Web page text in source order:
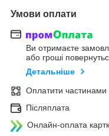
Умови оплати
Ви отримаєте
або гроші
Детальніше
Оплатити частинами
Післяплата
Онлайн-оплата